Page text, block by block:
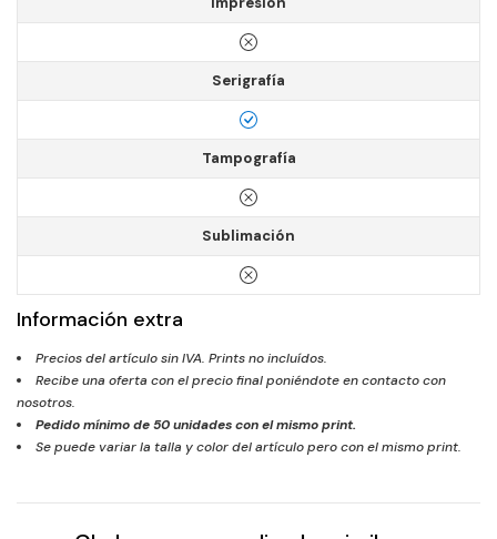
Serigrafía
Tampografía
Sublimación
Información extra
Precios del artículo sin IVA. Prints no incluídos.
Recibe una oferta con el precio final poniéndote en contacto con
nosotros.
Pedido mínimo de50unidades con el mismo print.
Se puede variar la talla y color del artículo pero con el mismo print.